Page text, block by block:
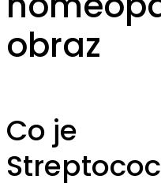
obraz
Co je